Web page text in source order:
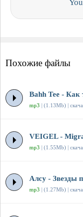
Похожие файлы
Bahh Tee - Как
mp3 | (1.13Mb) |
VEIGEL -
mp3 | (1.55Mb) |
Алсу - Звезды
mp3 | (1.27Mb) |